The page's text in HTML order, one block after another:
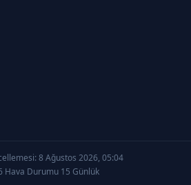
8 Ağustos 2026, 05:04
Hava Durumu 15 Günlük